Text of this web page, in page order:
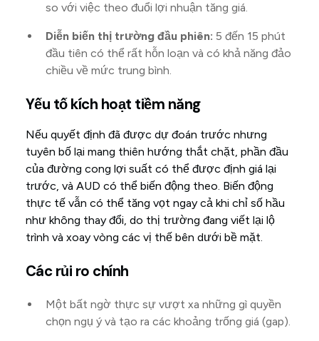
so với việc theo đuổi lợi nhuận tăng giá.
Diễn biến thị trường đầu phiên: 5 đến 15 phút
đầu tiên có thể rất hỗn loạn và có khả năng đảo
chiều về mức trung bình.
Yếu tố kích hoạt tiềm năng
Nếu quyết định đã được dự đoán trước nhưng
tuyên bố lại mang thiên hướng thắt chặt, phần đầu
của đường cong lợi suất có thể được định giá lại
trước, và AUD có thể biến động theo. Biến động
thực tế vẫn có thể tăng vọt ngay cả khi chỉ số hầu
như không thay đổi, do thị trường đang viết lại lộ
trình và xoay vòng các vị thế bên dưới bề mặt.
Các rủi ro chính
Một bất ngờ thực sự vượt xa những gì quyền
chọn ngụ ý và tạo ra các khoảng trống giá (gap).